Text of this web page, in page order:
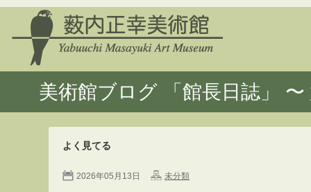
美術館ブログ 「館長日誌」
よく見てる
2026年05月13日 未分類